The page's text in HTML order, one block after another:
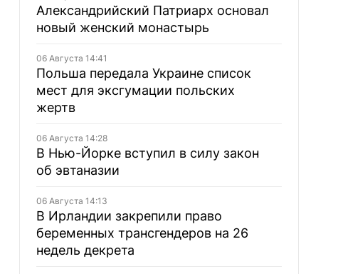
Александрийский Патриарх основал
новый женский монастырь
06 Августа 14:41
Польша передала Украине список
мест для эксгумации польских
жертв
06 Августа 14:28
В Нью-Йорке вступил в силу закон
об эвтаназии
06 Августа 14:13
В Ирландии закрепили право
беременных трансгендеров на 26
недель декрета